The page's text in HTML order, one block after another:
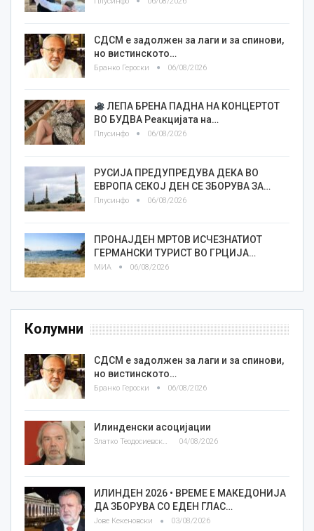
СДСМ е задолжен за лаги и за спинови,
но вистинското…
Бранко Героски 06/08/2026
ЛЕПА БРЕНА ПАДНА НА КОНЦЕРТОТ
ВО БУДВА Реакцијата на…
Плусинфо 06/08/2026
РУСИЈА ПРЕДУПРЕДУВА ДЕКА ВО
ЕВРОПА СЕКОЈ ДЕН СЕ ЗБОРУВА ЗА…
Плусинфо 06/08/2026
ПРОНАЈДЕН МРТОВ ИСЧЕЗНАТИОТ
ГЕРМАНСКИ ТУРИСТ ВО ГРЦИЈА…
МИА 06/08/2026
Колумни
СДСМ е задолжен за лаги и за спинови,
но вистинското…
Бранко Героски 06/08/2026
Илинденски асоцијации
Златко Теодосиевски 04/08/2026
ИЛИНДЕН 2026 • ВРЕМЕ Е МАКЕДОНИЈА
ДА ЗБОРУВА СО ЕДЕН ГЛАС…
Јове Кекеновски 03/08/2026